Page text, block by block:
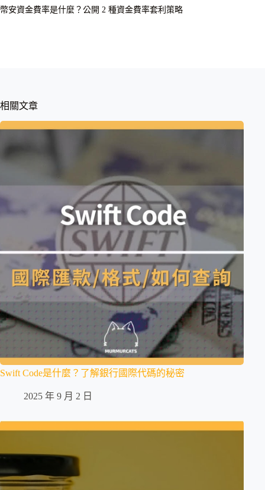
幣安資金費率是什麼？公開 2 種資金費率套利策略
相關文章
Swift Code是什麼？了解銀行國際代碼的秘密
2025 年 9 月 2 日